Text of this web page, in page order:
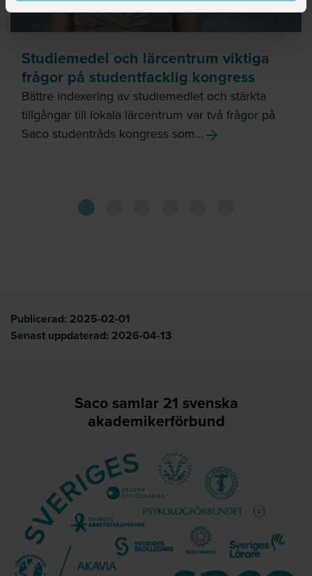
Studiemedel och lärcentrum viktiga
frågor på studentfacklig kongress
Bättre indexering av studiemedlet och stärkta
tillgångar till lokala lärcentrum var två frågor på
Saco studentråds kongress som...
Publicerad: 2025-02-01
Senast uppdaterad: 2026-04-13
Saco samlar 21 svenska
akademikerförbund